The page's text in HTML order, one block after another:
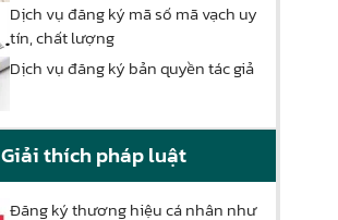
Dịch vụ đăng ký mã số mã vạch uy
tín, chất lượng
Dịch vụ đăng ký bản quyền tác giả
Giải thích pháp luật
Đăng ký thương hiệu cá nhân như